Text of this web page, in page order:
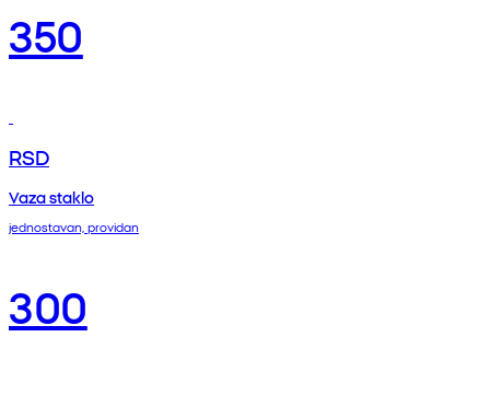
350
RSD
Vaza staklo
jednostavan, providan
300